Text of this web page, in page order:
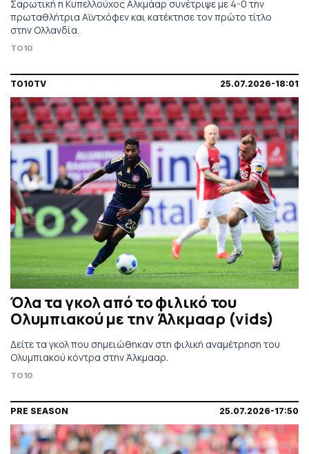
Σαρωτική η Κυπελλούχος Αλκμάαρ συνέτριψε με 4-0 την
πρωταθλήτρια Αϊντχόφεν και κατέκτησε τον πρώτο τίτλο
στην Ολλανδία.
TO10
TO10TV 25.07.2026-18:01
Όλα τα γκολ από το φιλικό του
Ολυμπιακού με την Άλκμααρ (vids)
Δείτε τα γκολ που σημειώθηκαν στη φιλική αναμέτρηση του
Ολυμπιακού κόντρα στην Άλκμααρ.
TO10
PRE SEASON 25.07.2026-17:50